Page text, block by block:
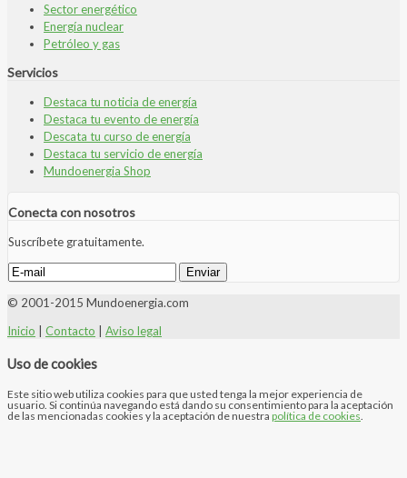
Sector energético
Energía nuclear
Petróleo y gas
Servicios
Destaca tu noticia de energía
Destaca tu evento de energía
Descata tu curso de energía
Destaca tu servicio de energía
Mundoenergia Shop
Conecta con nosotros
Suscríbete gratuitamente.
© 2001-2015 Mundoenergia.com
Inicio
Contacto Aviso legal
Uso de cookies
Este sitio web utiliza cookies para que usted tenga la mejor experiencia de
usuario. Si continúa navegando está dando su consentimiento para la aceptación
de las mencionadas cookies y la aceptación de nuestra política de cookies